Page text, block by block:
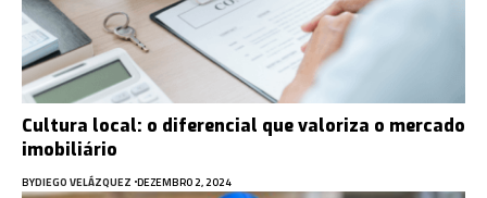
Cultura local: o diferencial que valoriza o mercado
imobiliário
BYDIEGO VELÁZQUEZ DEZEMBRO 2, 2024